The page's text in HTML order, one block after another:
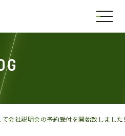
会社説明会の予約受付を開始致しました